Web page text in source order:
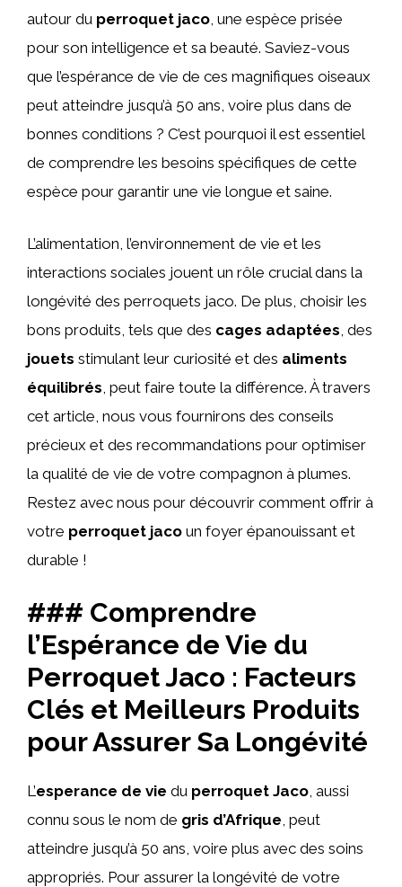
autour du perroquet jaco, une espèce prisée
pour son intelligence et sa beauté. Saviez-vous
que l’espérance de vie de ces magnifiques oiseaux
peut atteindre jusqu’à 50 ans, voire plus dans de
bonnes conditions ? C’est pourquoi il est essentiel
de comprendre les besoins spécifiques de cette
espèce pour garantir une vie longue et saine.
L’alimentation, l’environnement de vie et les
interactions sociales jouent un rôle crucial dans la
longévité des perroquets jaco. De plus, choisir les
bons produits, tels que des cages adaptées , des
jouets stimulant leur curiosité et des aliments
équilibrés , peut faire toute la différence. À travers
cet article, nous vous fournirons des conseils
précieux et des recommandations pour optimiser
la qualité de vie de votre compagnon à plumes.
Restez avec nous pour découvrir comment offrir à
votre perroquet jaco un foyer épanouissant et
durable !
### Comprendre
l’Espérance de Vie du
Perroquet Jaco : Facteurs
Clés et Meilleurs Produits
pour Assurer Sa Longévité
L’esperance de vie du perroquet Jaco, aussi
connu sous le nom de gris d’Afrique, peut
atteindre jusqu’à 50 ans, voire plus avec des soins
appropriés. Pour assurer la longévité de votre